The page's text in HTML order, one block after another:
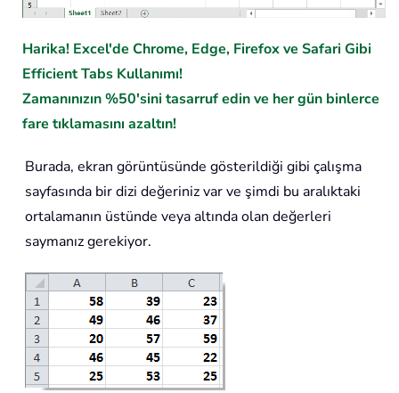
Harika! Excel'de Chrome, Edge, Firefox ve Safari Gibi
Efficient Tabs Kullanımı!
Zamanınızın %50'sini tasarruf edin ve her gün binlerce
fare tıklamasını azaltın!
Burada, ekran görüntüsünde gösterildiği gibi çalışma
sayfasında bir dizi değeriniz var ve şimdi bu aralıktaki
ortalamanın üstünde veya altında olan değerleri
saymanız gerekiyor.